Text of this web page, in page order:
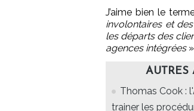
J’aime bien le
involontaires et
les départs des
agences intégrées
AUTRES
Thomas Cook :
trainer les